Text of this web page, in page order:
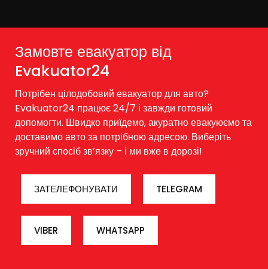
Замовте евакуатор від
Evakuator24
Потрібен цілодобовий евакуатор для авто?
Evakuator24 працює 24/7 і завжди готовий
допомогти. Швидко приїдемо, акуратно евакуюємо та
доставимо авто за потрібною адресою. Виберіть
зручний спосіб зв’язку – і ми вже в дорозі!
ЗАТЕЛЕФОНУВАТИ TELEGRAM
VIBER WHATSAPP